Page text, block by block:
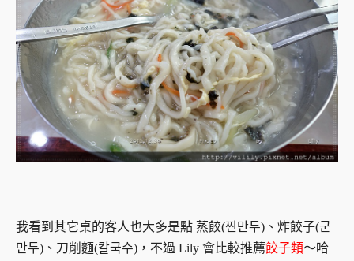
我看到其它桌的客人也大多是點 蒸餃(찐만두)、炸餃子(군
만두)、刀削麵(칼국수)，不過 Lily 會比較推薦餃子類～哈